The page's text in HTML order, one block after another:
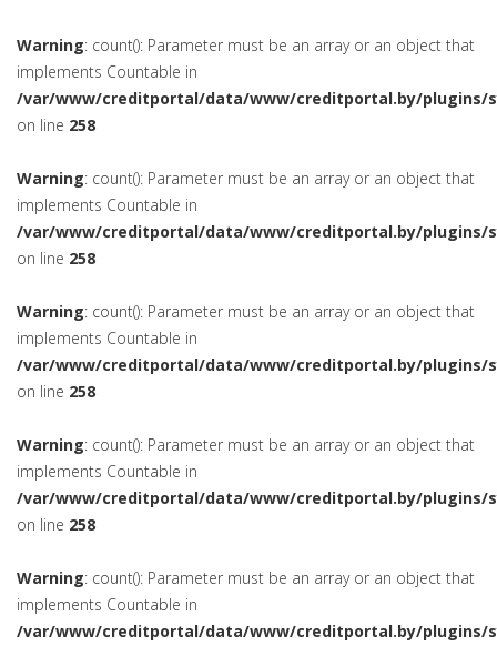
Warning: count(): Parameter must be an array or an object that
implements Countable in
/var/www/creditportal/data/www/creditportal.by/plugins/
on line 258
Warning: count(): Parameter must be an array or an object that
implements Countable in
/var/www/creditportal/data/www/creditportal.by/plugins/
on line 258
Warning: count(): Parameter must be an array or an object that
implements Countable in
/var/www/creditportal/data/www/creditportal.by/plugins/
on line 258
Warning: count(): Parameter must be an array or an object that
implements Countable in
/var/www/creditportal/data/www/creditportal.by/plugins/
on line 258
Warning: count(): Parameter must be an array or an object that
implements Countable in
/var/www/creditportal/data/www/creditportal.by/plugins/